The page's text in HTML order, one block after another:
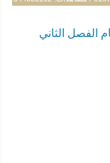
الفصل الثاني